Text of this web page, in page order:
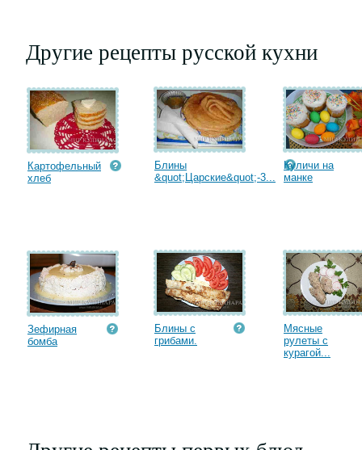
Другие рецепты русской кухни
Картофельный
хлеб
Блины
&quot;Царские&quot;-3...
Куличи на
манке
Зефирная
бомба
Блины с
грибами.
Мясные
рулеты с
курагой...